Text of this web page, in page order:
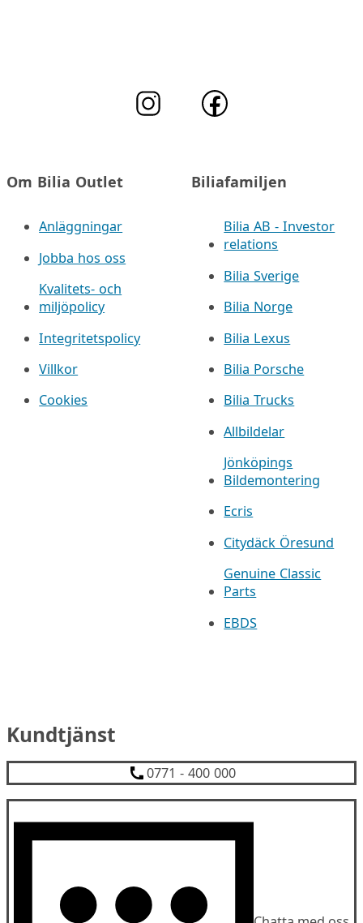
Om Bilia Outlet
Anläggningar
Jobba hos oss
Kvalitets- och
miljöpolicy
Integritetspolicy
Villkor
Cookies
Biliafamiljen
Bilia AB - Investor
relations
Bilia Sverige
Bilia Norge
Bilia Lexus
Bilia Porsche
Bilia Trucks
Allbildelar
Jönköpings
Bildemontering
Ecris
Citydäck Öresund
Genuine Classic
Parts
EBDS
Kundtjänst
0771 - 400 000